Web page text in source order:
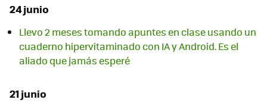
24 junio
Llevo 2 meses tomando apuntes en clase usando un
cuaderno hipervitaminado con IA y Android. Es el
aliado que jamás esperé
21 junio